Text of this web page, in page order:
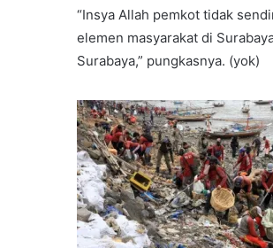
“Insya Allah pemkot tidak
elemen masyarakat di
Surabaya,” pungkasnya. (yok)